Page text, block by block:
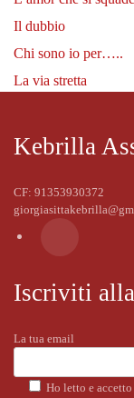
Il dubbio
Chi sono io per…..
La via stretta
Kebrilla
CF: 91353930372
Iscriviti
La tua email
Ho letto e